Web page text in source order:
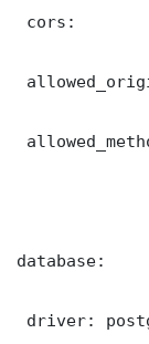
cors:
database:
driver: